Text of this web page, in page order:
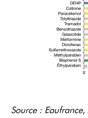
Source :